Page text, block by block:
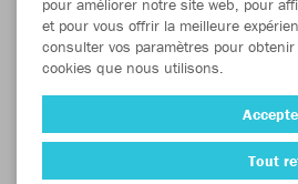
pour améliorer notre site web, pour
et pour vous offrir la meilleure
consulter vos paramètres pour
cookies que nous utilisons.
Tout